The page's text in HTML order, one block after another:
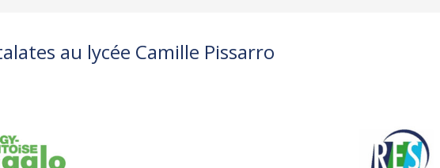
au lycée Camille Pissarro